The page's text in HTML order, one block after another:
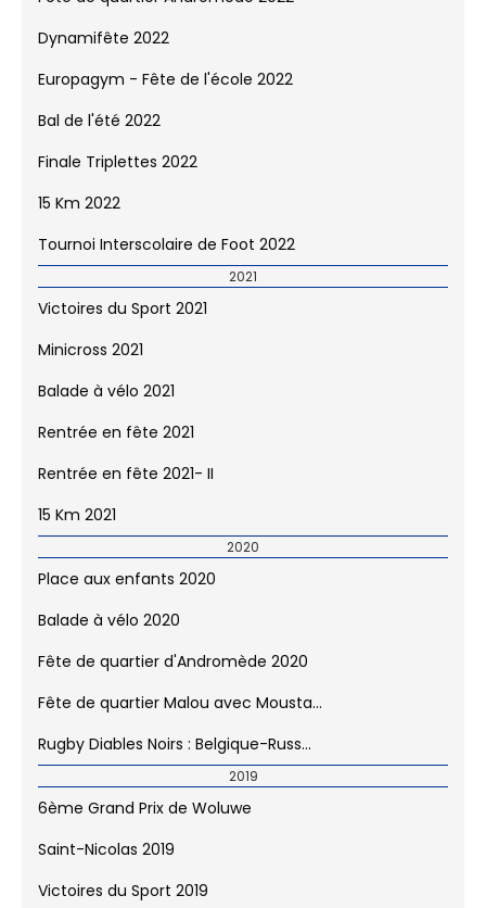
Fête de quartier Andromède 2022
Dynamifête 2022
Europagym - Fête de l'école 2022
Bal de l'été 2022
Finale Triplettes 2022
15 Km 2022
Tournoi Interscolaire de Foot 2022
Victoires du Sport 2021
Minicross 2021
Balade à vélo 2021
Rentrée en fête 2021
Rentrée en fête 2021- II
Place aux enfants 2020
Balade à vélo 2020
Fête de quartier d'Andromède 2020
Fête de quartier Malou avec Mousta...
Rugby Diables Noirs : Belgique-Russ...
2019
6ème Grand Prix de Woluwe
Saint-Nicolas 2019